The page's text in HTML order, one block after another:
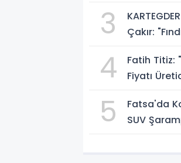
3
Çakır:
4
Fatih Titiz:
Fiyatı
5
Fatsa'da
SUV